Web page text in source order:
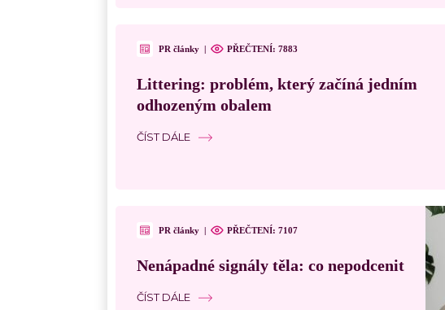
PR články | PŘEČTENÍ: 7883
Littering: problém, který začíná jedním
odhozeným obalem
ČÍST DÁLE
PR články | PŘEČTENÍ: 7107
Nenápadné signály těla: co nepodcenit
ČÍST DÁLE